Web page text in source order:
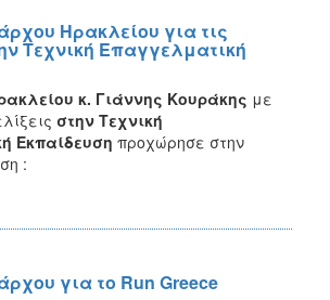
Ηρακλείου για τις
Τεχνική Επαγγελματική
κ. Γιάννης Κουράκης με
στην Τεχνική
Εκπαίδευση προχώρησε στην
:
για το Run Greece